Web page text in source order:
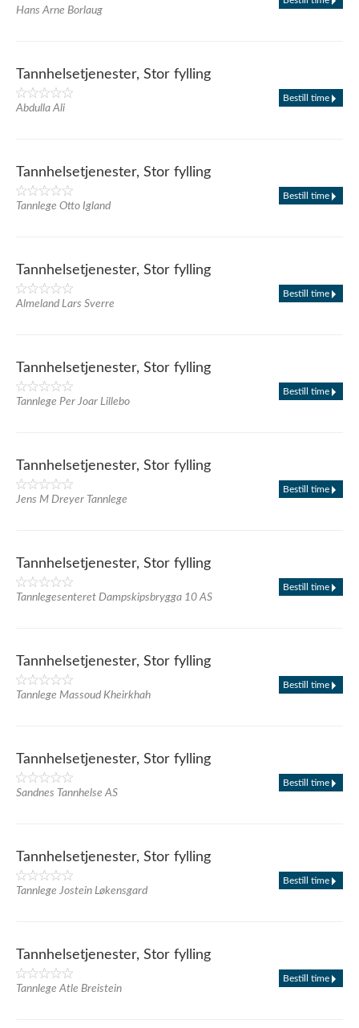
Hans Arne Borlaug
Tannhelsetjenester, Stor fylling
Abdulla Ali
Bestill time
Tannhelsetjenester, Stor fylling
Tannlege Otto Igland
Bestill time
Tannhelsetjenester, Stor fylling
Almeland Lars Sverre
Bestill time
Tannhelsetjenester, Stor fylling
Tannlege Per Joar Lillebo
Bestill time
Tannhelsetjenester, Stor fylling
Jens M Dreyer Tannlege
Bestill time
Tannhelsetjenester, Stor fylling
Tannlegesenteret Dampskipsbrygga 10 AS
Bestill time
Tannhelsetjenester, Stor fylling
Tannlege Massoud Kheirkhah
Bestill time
Tannhelsetjenester, Stor fylling
Sandnes Tannhelse AS
Bestill time
Tannhelsetjenester, Stor fylling
Tannlege Jostein Løkensgard
Bestill time
Tannhelsetjenester, Stor fylling
Tannlege Atle Breistein
Bestill time